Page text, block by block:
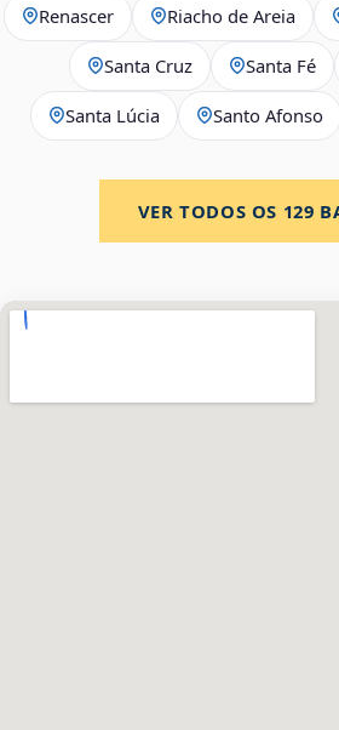
Renascer Riacho de Areia
Santa Cruz Santa Fé
Santa Lúcia Santo Afonso
VER TODOS OS 129